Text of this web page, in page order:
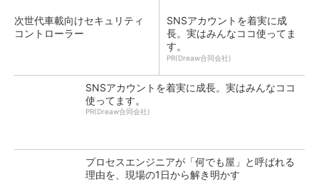
次世代車載向けセキュリティ
コントローラー
SNSアカウントを着実に成
長。実はみんなココ使ってま
す。
PR(Dreaw合同会社)
SNSアカウントを着実に成長。実はみんなココ
使ってます。
PR(Dreaw合同会社)
プロセスエンジニアが「何でも屋」と呼ばれる
理由を、現場の1日から解き明かす